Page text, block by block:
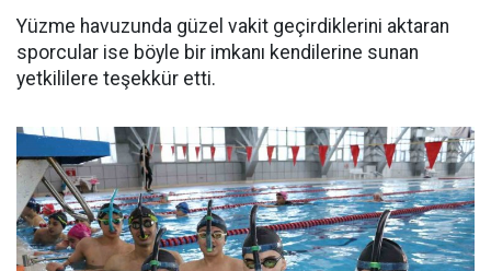
Yüzme havuzunda güzel vakit geçirdiklerini aktaran
sporcular ise böyle bir imkanı kendilerine sunan
yetkililere teşekkür etti.